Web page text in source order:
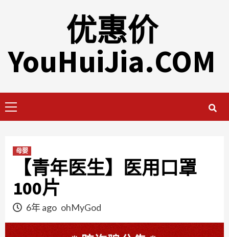
优惠价
YouHuiJia.COM
Menu
母婴
【青年医生】医用口罩
100片
6年 ago ohMyGod